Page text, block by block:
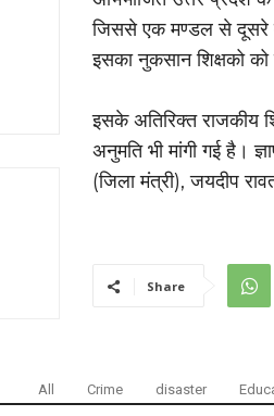
जिससे एक मण्डल से दूसरे
इसका नुकसान शिक्षको को
इसके अतिरिक्त राजकीय
अनुमति भी मांगी गई है।
(जिला मंत्री), जयदीप
Share
All Crime disaster